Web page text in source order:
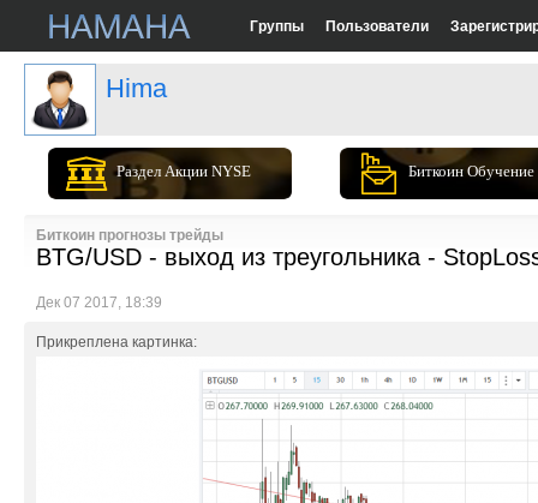
Группы Пользователи
Hima
Раздел Акции NYSE Биткоин Обучение
Биткоин прогнозы трейды
BTG/USD - выход из треугольника -
Дек 07 2017, 18:39
Прикреплена картинка: